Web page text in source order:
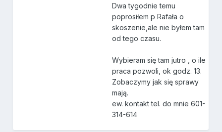
Dwa tygodnie temu
poprosiłem p Rafała o
skoszenie,ale nie byłem tam
od tego czasu.
Wybieram się tam jutro , o ile
praca pozwoli, ok godz. 13.
Zobaczymy jak się sprawy
mają.
ew. kontakt tel. do mnie 601-
314-614